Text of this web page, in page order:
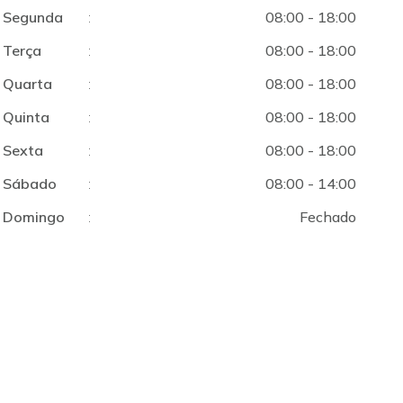
Segunda :
08:00 - 18:00
Terça
:
08:00 - 18:00
Quarta
:
08:00 - 18:00
Quinta
:
08:00 - 18:00
Sexta
:
08:00 - 18:00
Sábado
:
08:00 - 14:00
Domingo
: Fechado